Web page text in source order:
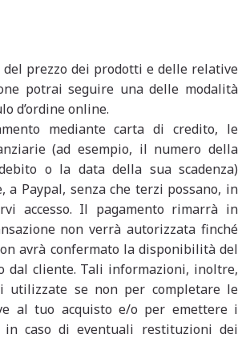
del prezzo dei prodotti e delle relative
potrai seguire una delle modalità
d’ordine online.
mediante carta di credito, le
(ad esempio, il numero della
o la data della sua scadenza)
a Paypal, senza che terzi possano, in
accesso. Il pagamento rimarrà in
non verrà autorizzata finché
avrà confermato la disponibilità del
dal cliente. Tali informazioni, inoltre,
utilizzate se non per completare le
al tuo acquisto e/o per emettere i
caso di eventuali restituzioni dei